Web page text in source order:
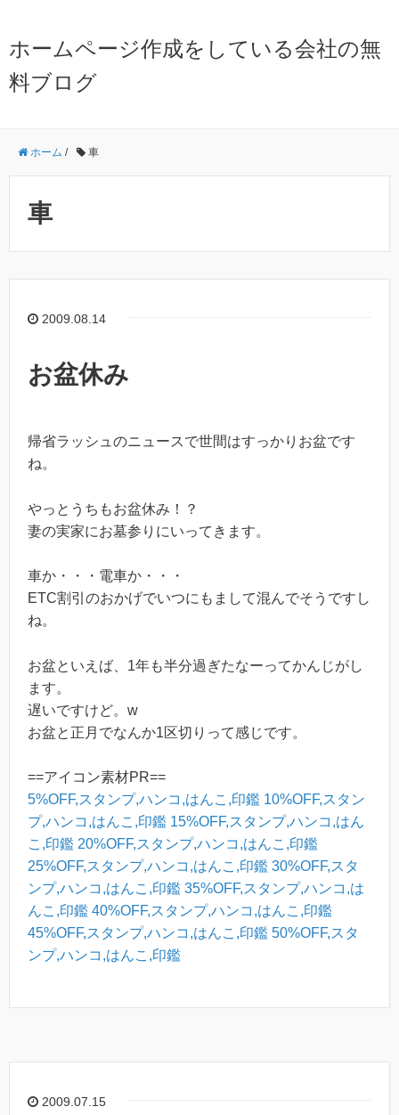
ホームページ作成をしている会社の無
料ブログ
ホーム / 車
車
2009.08.14
お盆休み
帰省ラッシュのニュースで世間はすっかりお盆です
ね。
やっとうちもお盆休み！？
妻の実家にお墓参りにいってきます。
車か・・・電車か・・・
ETC割引のおかげでいつにもまして混んでそうですし
ね。
お盆といえば、1年も半分過ぎたなーってかんじがし
ます。
遅いですけど。w
お盆と正月でなんか1区切りって感じです。
==アイコン素材PR==
5%OFF,スタンプ,ハンコ,はんこ,印鑑 10%OFF,スタン
プ,ハンコ,はんこ,印鑑 15%OFF,スタンプ,ハンコ,はん
こ,印鑑 20%OFF,スタンプ,ハンコ,はんこ,印鑑
25%OFF,スタンプ,ハンコ,はんこ,印鑑 30%OFF,スタ
ンプ,ハンコ,はんこ,印鑑 35%OFF,スタンプ,ハンコ,は
んこ,印鑑 40%OFF,スタンプ,ハンコ,はんこ,印鑑
45%OFF,スタンプ,ハンコ,はんこ,印鑑 50%OFF,スタ
ンプ,ハンコ,はんこ,印鑑
2009.07.15